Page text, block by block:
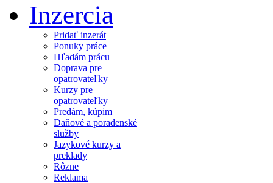
Inzercia
Pridať inzerát
Ponuky práce
Hľadám prácu
Doprava pre
opatrovateľky
Kurzy pre
opatrovateľky
Predám, kúpim
Daňové a poradenské
služby
Jazykové kurzy a
preklady
Rôzne
Reklama